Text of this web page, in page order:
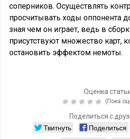
соперников. Осуществлять
просчитывать ходы оппонента
зная чем он играет, ведь в
присутствуют множество карт,
остановить эффектом немоты.
Оценка
(Пока
Поделиться с
Твитнуть Поделиться